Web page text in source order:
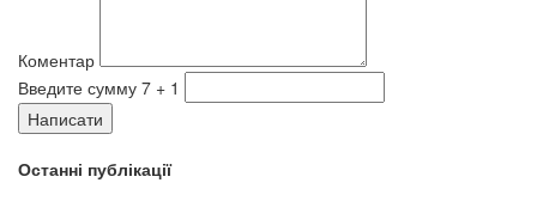
Коментар
Введите сумму 7 + 1
Написати
Останні публікації